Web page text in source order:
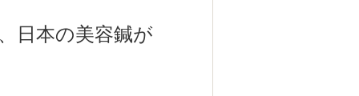
日本の美容鍼が